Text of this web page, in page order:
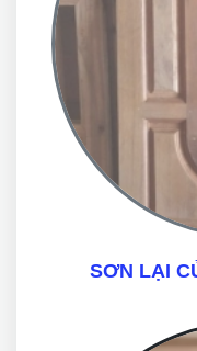
SƠN LẠI